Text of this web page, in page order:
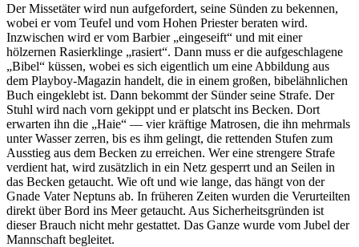
Der Missetäter wird nun aufgefordert, seine Sünden zu bekennen,
wobei er vom Teufel und vom Hohen Priester beraten wird.
Inzwischen wird er vom Barbier eingeseift
und mit einer
hölzernen Rasierklinge
rasiert . Dann muss er die aufgeschlagene
Bibel
küssen, wobei es sich eigentlich um eine Abbildung aus
dem Playboy-Magazin handelt, die in einem großen, bibelähnlichen
Buch eingeklebt ist. Dann bekommt der Sünder seine Strafe. Der
Stuhl wird nach vorn gekippt und er platscht ins Becken. Dort
erwarten ihn die
Haie
— vier kräftige Matrosen, die ihn mehrmals
unter Wasser zerren, bis es ihm gelingt, die rettenden Stufen zum
Ausstieg aus dem Becken zu erreichen. Wer eine strengere Strafe
verdient hat, wird zusätzlich in ein Netz gesperrt und an Seilen in
das Becken getaucht. Wie oft und wie lange, das hängt von der
Gnade Vater Neptuns ab. In früheren Zeiten wurden die Verurteilten
direkt über Bord ins Meer getaucht. Aus Sicherheitsgründen ist
dieser Brauch nicht mehr gestattet. Das Ganze wurde vom Jubel der
Mannschaft begleitet.